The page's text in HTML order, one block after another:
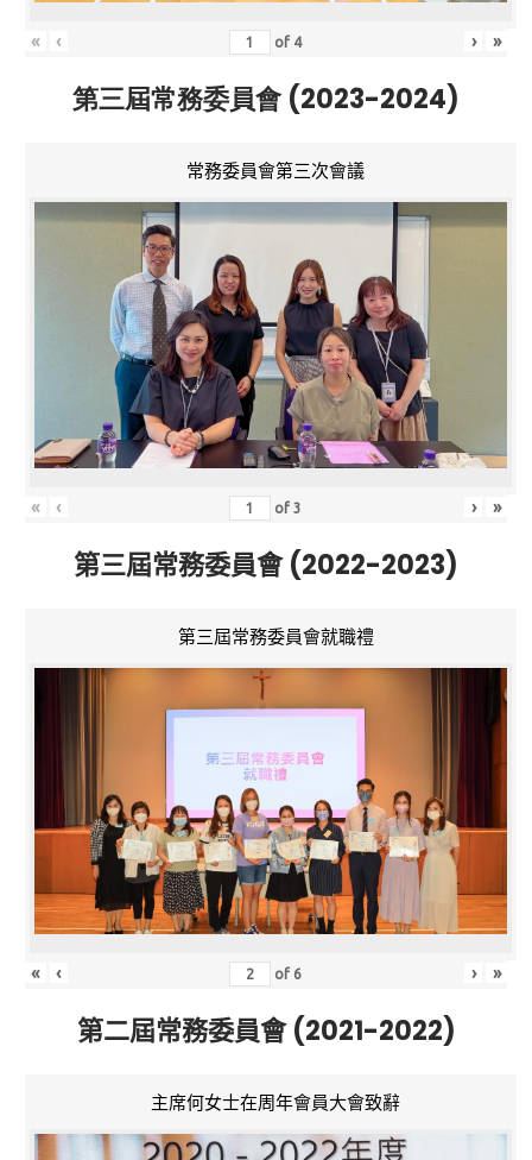
« ‹ of 4 › »
第三屆常務委員會 (2023-2024)
常務委員會第三次會議
« ‹ of3 › »
第三屆常務委員會 (2022-2023)
第三屆常務委員會就職禮
« ‹ of 6 › »
第二屆常務委員會 (2021-2022)
主席何女士在周年會員大會致辭